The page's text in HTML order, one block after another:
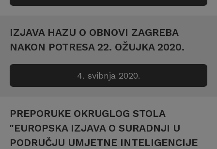
IZJAVA HAZU O OBNOVI ZAGREBA
NAKON POTRESA 22. OŽUJKA 2020.
4. svibnja 2020.
PREPORUKE OKRUGLOG STOLA
"EUROPSKA IZJAVA O SURADNJI U
PODRUČJU UMJETNE INTELIGENCIJE